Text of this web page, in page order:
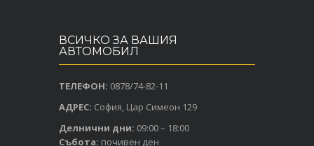
ВСИЧКО ЗА ВАШИЯ
АВТОМОБИЛ
ТЕЛЕФОН: 0878/74-82-11
АДРЕС: София, Цар Симеон 129
Делнични дни: 09:00 – 18:00
Събота: почивен ден